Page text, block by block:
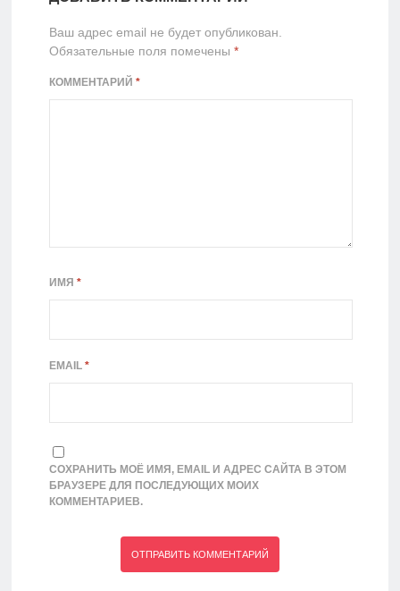
Ваш адрес email не будет опубликован.
Обязательные поля помечены *
КОММЕНТАРИЙ *
ИМЯ *
EMAIL *
СОХРАНИТЬ МОЁ ИМЯ, EMAIL И АДРЕС САЙТА В ЭТОМ
БРАУЗЕРЕ ДЛЯ ПОСЛЕДУЮЩИХ МОИХ
КОММЕНТАРИЕВ.